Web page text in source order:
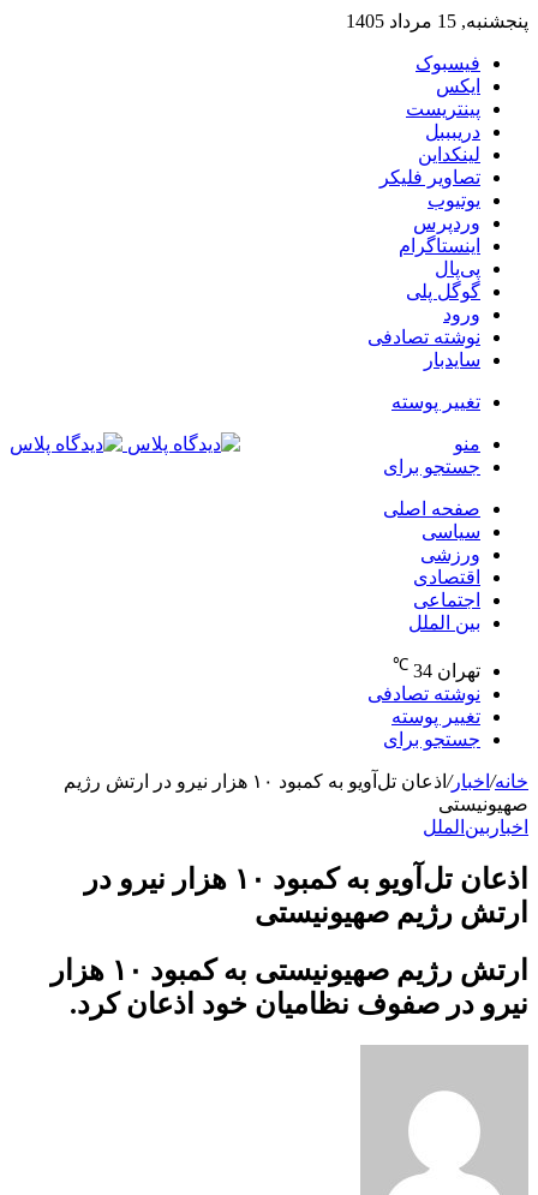
پنجشنبه, 15 مرداد 1405
فیسبوک
ایکس
پینتریست
دریبببل
لینکداین
تصاویر فلیکر
یوتیوب
وردپرس
اینستاگرام
پی‌پال
گوگل پلی
ورود
نوشته تصادفی
سایدبار
تغییر پوسته
منو
جستجو برای
صفحه اصلی
سیاسی
ورزشی
اقتصادی
اجتماعی
بین الملل
تهران 34
℃
نوشته تصادفی
تغییر پوسته
جستجو برای
خانه/ اخبار/
اذعان تل‌آویو به کمبود ۱۰ هزار نیرو در ارتش رژیم
صهیونیستی
اخبار بین‌الملل
اذعان تل‌آویو به کمبود ۱۰ هزار نیرو در
ارتش رژیم صهیونیستی
ارتش رژیم صهیونیستی به کمبود ۱۰ هزار
نیرو در صفوف نظامیان خود اذعان کرد.